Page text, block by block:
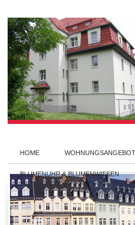
HOME
BLUMENUHR & BLUMENWIESEN